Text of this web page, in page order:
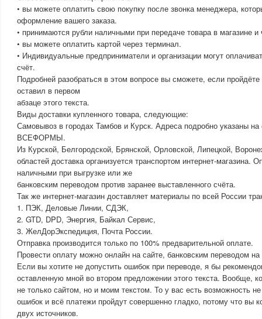
• вы можете оплатить свою покупку после звонка менеджера,
оформление вашего заказа.
• принимаются рубли наличными при передаче товара в магазине и
• вы можете оплатить картой через терминал.
• Индивидуальные предприниматели и организации могут
счёт.
Подробней разобраться в этом вопросе вы сможете, если
оставил в первом
абзаце этого текста.
Виды доставки купленного товара, следующие:
Самовывоз в городах Тамбов и Курск. Адреса подробно указаны на
ВСЕФОРМЫ.
Из Курской, Белгородской, Брянской, Орловской, Липецкой,
областей доставка организуется транспортом интернет-магазина.
наличными при выгрузке или же
банковским переводом против заранее выставленного счёта.
Так же интернет-магазин доставляет материалы по всей России
1. ПЭК, Деловые Линии, СДЭК,
2. GTD, DPD, Энергия, Байкал Сервис,
3. ЖелДорЭкспедиция, Почта России.
Отправка производится только по 100% предварительной оплате.
Провести оплату можно онлайн на сайте, банковским переводом
Если вы хотите не допустить ошибок при переводе, я бы
оставленную мной во втором предложении этого текста. Вообще,
не только сайтом, но и моим текстом. То у вас есть возможность
ошибок и всё платежи пройдут совершенно гладко, потому что вы
двух источников.